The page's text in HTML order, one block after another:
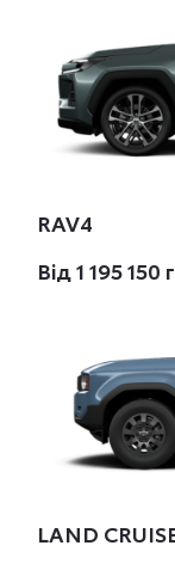
RAV4
Вiд 1 195 150
LAND